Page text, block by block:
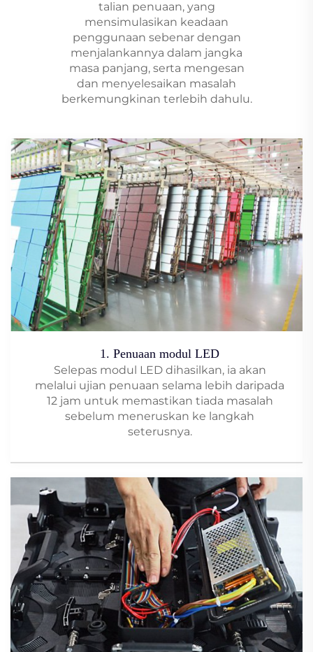
talian penuaan, yang
mensimulasikan keadaan
penggunaan sebenar dengan
menjalankannya dalam jangka
masa panjang, serta mengesan
dan menyelesaikan masalah
berkemungkinan terlebih dahulu.
1. Penuaan modul LED
Selepas modul LED dihasilkan, ia akan
melalui ujian penuaan selama lebih daripada
12 jam untuk memastikan tiada masalah
sebelum meneruskan ke langkah
seterusnya.